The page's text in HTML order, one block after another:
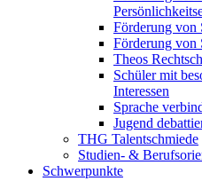
Förderung von
Förderung von
Theos
Schüler mit
Interessen
Sprache
Jugend
THG Talentschmiede
Studien- &
Schwerpunkte